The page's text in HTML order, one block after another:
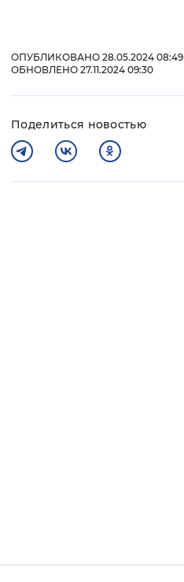
ОПУБЛИКОВАНО 28.05.2024 08:49
ОБНОВЛЕНО 27.11.2024 09:30
Поделиться новостью